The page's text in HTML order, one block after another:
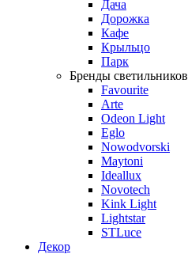
Дача
Дорожка
Кафе
Крыльцо
Парк
Бренды светильников
Favourite
Arte
Odeon Light
Eglo
Nowodvorski
Maytoni
Ideallux
Novotech
Kink Light
Lightstar
STLuce
Декор